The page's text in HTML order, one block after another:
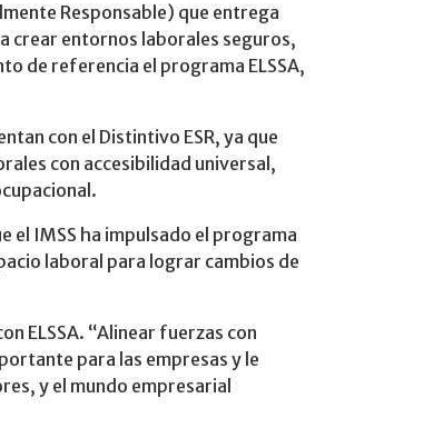
Responsable) que entrega
crear entornos laborales seguros,
de referencia el programa ELSSA,
con el Distintivo ESR, ya que
con accesibilidad universal,
el IMSS ha impulsado el programa
laboral para lograr cambios de
ELSSA. “Alinear fuerzas con
para las empresas y le
y el mundo empresarial